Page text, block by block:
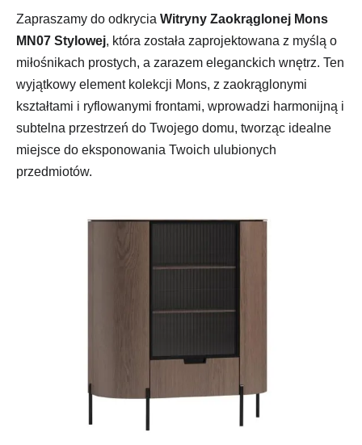
Zapraszamy do odkrycia Witryny Zaokrąglonej Mons
MN07 Stylowej, która została zaprojektowana z myślą o
miłośnikach prostych, a zarazem eleganckich wnętrz. Ten
wyjątkowy element kolekcji Mons, z zaokrąglonymi
kształtami i ryflowanymi frontami, wprowadzi harmonijną i
subtelna przestrzeń do Twojego domu, tworząc idealne
miejsce do eksponowania Twoich ulubionych
przedmiotów.